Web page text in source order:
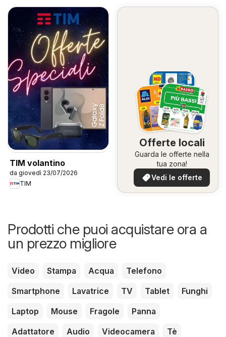
TIM volantino
da giovedì 23/07/2026
TIM
Offerte locali
Guarda le offerte nella
tua zona!
Vedi le offerte
Prodotti che puoi acquistare ora a
un prezzo migliore
Video Stampa Acqua
Telefono
Smartphone
Lavatrice TV Tablet
Funghi
Laptop
Mouse Fragole
Panna
Adattatore
Audio Videocamera
Tè